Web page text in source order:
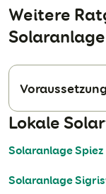
Weitere
Solaranlage
Lokale
Solaranlage Spiez
Solaranlage